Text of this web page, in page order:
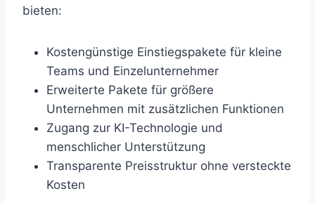
bieten:
Kostengünstige Einstiegspakete für kleine
Teams und Einzelunternehmer
Erweiterte Pakete für größere
Unternehmen mit zusätzlichen Funktionen
Zugang zur KI-Technologie und
menschlicher Unterstützung
Transparente Preisstruktur ohne versteckte
Kosten